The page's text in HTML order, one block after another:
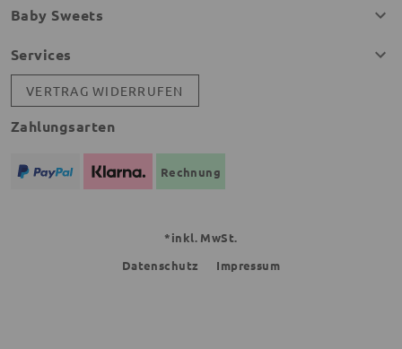
Baby Sweets
Services
VERTRAG WIDERRUFEN
Zahlungsarten
Rechnung
*inkl. MwSt.
Datenschutz
Impressum